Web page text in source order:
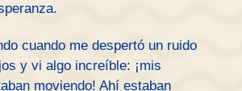
cuando me despertó un ruido
y vi algo increíble: ¡mis
moviendo! Ahí estaban